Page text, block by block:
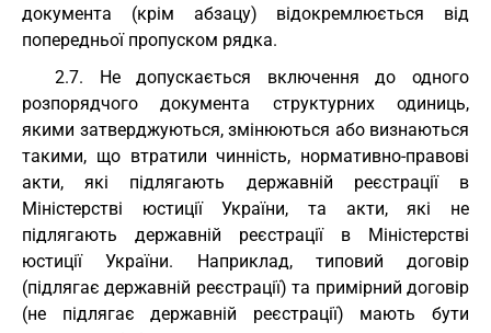
документа (крім абзацу) відокремлюється від
попередньої пропуском рядка.
2.7. Не допускається включення до одного
розпорядчого документа структурних одиниць,
якими затверджуються, змінюються або визнаються
такими, що втратили чинність, нормативно-правові
акти, які підлягають державній реєстрації в
Міністерстві юстиції України, та акти, які не
підлягають державній реєстрації в Міністерстві
юстиції України. Наприклад, типовий договір
(підлягає державній реєстрації) та примірний договір
(не підлягає державній реєстрації) мають бути